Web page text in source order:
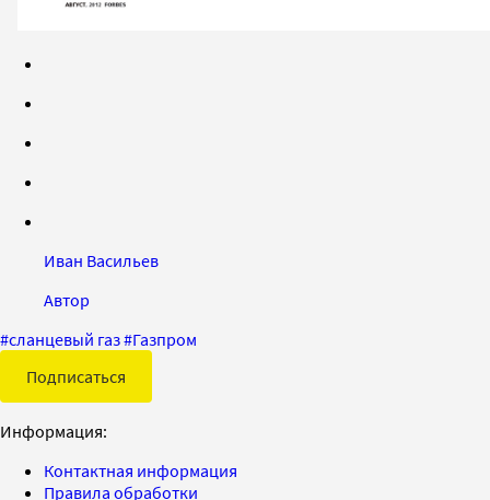
Иван Васильев
Автор
#сланцевый газ#Газпром
Подписаться
Информация:
Контактная информация
Правила обработки